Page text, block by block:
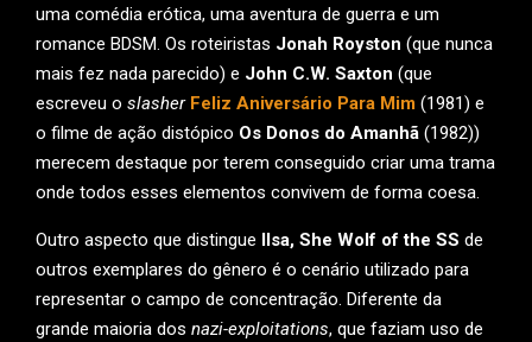
uma comédia erótica, uma aventura de guerra e um
romance BDSM. Os roteiristas Jonah Royston (que nunca
mais fez nada parecido) e John C.W. Saxton (que
escreveu o slasher Feliz Aniversário Para Mim (1981) e
o filme de ação distópico Os Donos do Amanhã (1982))
merecem destaque por terem conseguido criar uma trama
onde todos esses elementos convivem de forma coesa.
Outro aspecto que distingue Ilsa, She Wolf of the SS de
outros exemplares do gênero é o cenário utilizado para
representar o campo de concentração. Diferente da
grande maioria dos nazi-exploitations, que faziam uso de